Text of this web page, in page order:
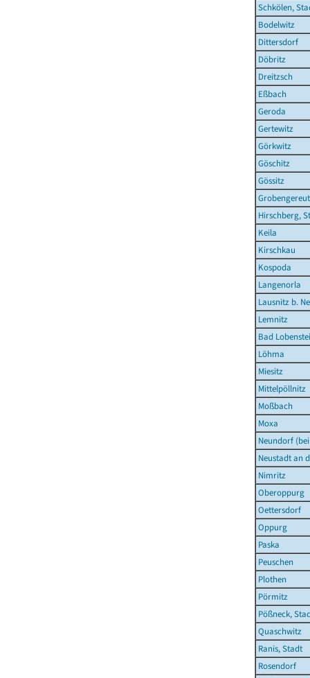
Schkölen,
Bodelwitz
Dittersdorf
Döbritz
Dreitzsch
Eßbach
Geroda
Gertewitz
Görkwitz
Göschitz
Gössitz
Hirschberg,
Keila
Kirschkau
Kospoda
Langenorla
Lausnitz b.
Lemnitz
Bad
Löhma
Miesitz
Mittelpöllnitz
Moßbach
Moxa
Neundorf
Neustadt an
Nimritz
Oberoppurg
Oettersdorf
Oppurg
Paska
Peuschen
Plothen
Pörmitz
Pößneck,
Quaschwitz
Ranis, Stadt
Rosendorf